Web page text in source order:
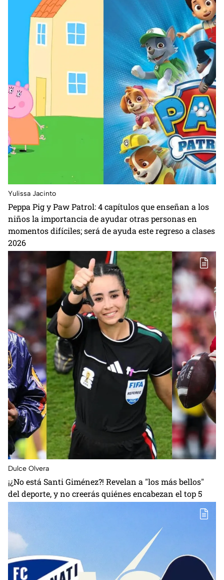
Yulissa Jacinto
Peppa Pig y Paw Patrol: 4 capítulos que enseñan a los
niños la importancia de ayudar otras personas en
momentos difíciles; será de ayuda este regreso a clases
2026
Dulce Olvera
¡¿No está Santi Giménez?! Revelan a "los más bellos"
del deporte, y no creerás quiénes encabezan el top 5